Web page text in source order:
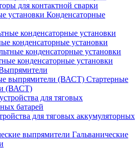
для контактной сварки
Конденсаторные
конденсаторные установки
конденсаторные установки
Стартерные
(ВАСТ)
для тяговых аккумуляторных
Гальванические